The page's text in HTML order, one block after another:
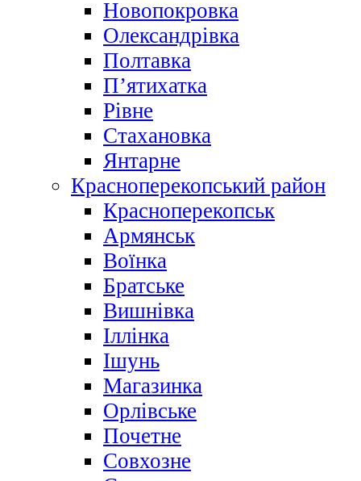
Новопокровка
Олександрівка
Полтавка
П’ятихатка
Рівне
Стахановка
Янтарне
Красноперекопський район
Красноперекопськ
Армянськ
Воїнка
Братське
Вишнівка
Іллінка
Ішунь
Магазинка
Орлівське
Почетне
Совхозне